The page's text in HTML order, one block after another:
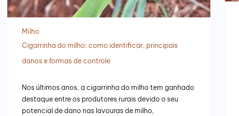
Milho
Cigarrinha do milho: como identificar, principais
danos e formas de controle
Nos últimos anos, a cigarrinha do milho tem ganhado
destaque entre os produtores rurais devido o seu
potencial de dano nas lavouras de milho,